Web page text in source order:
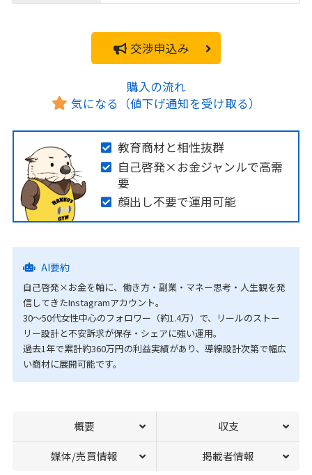
交渉申込み
購入の流れ
気になる（値下げ通知を受け取る）
教育商材と相性抜群
自己啓発×お金ジャンルで高需
要
顔出し不要で運用可能
AI要約
自己啓発×お金を軸に、働き方・副業・マネー思考・人生観を発
信してきたInstagramアカウント。
30〜50代女性中心のフォロワー（約1.4万）で、リールのストー
リー設計と不安訴求が保存・シェアに強い運用。
過去1年で累計約360万円の利益実績があり、導線設計次第で幅広
い商材に展開可能です。
概要 収支
媒体/売買情報 掲載者情報